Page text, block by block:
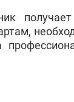
получает